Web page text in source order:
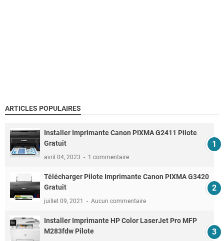
ARTICLES POPULAIRES
Installer Imprimante Canon PIXMA G2411 Pilote
Gratuit
avril 04, 2023 1 commentaire
Télécharger Pilote Imprimante Canon PIXMA G3420
Gratuit
juillet 09, 2021 Aucun commentaire
Installer Imprimante HP Color LaserJet Pro MFP
M283fdw Pilote